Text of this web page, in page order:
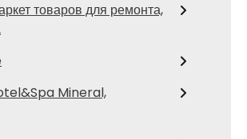
товаров для ремонта,
Mineral,